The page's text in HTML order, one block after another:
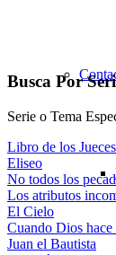
Busca Por
Serie o Tema
Libro de los Jueces
Eliseo
No todos los
Los atributos
El Cielo
Cuando Dios hace
Juan el Bautista